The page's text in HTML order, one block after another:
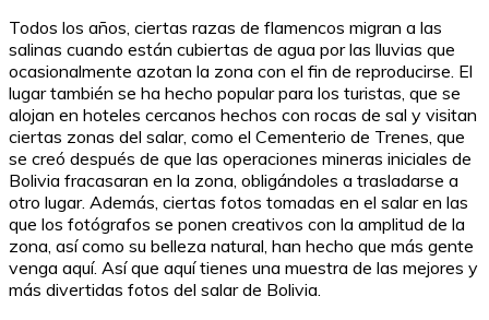
Todos los años, ciertas razas de flamencos migran a las
salinas cuando están cubiertas de agua por las lluvias que
ocasionalmente azotan la zona con el fin de reproducirse. El
lugar también se ha hecho popular para los turistas, que se
alojan en hoteles cercanos hechos con rocas de sal y visitan
ciertas zonas del salar, como el Cementerio de Trenes, que
se creó después de que las operaciones mineras iniciales de
Bolivia fracasaran en la zona, obligándoles a trasladarse a
otro lugar. Además, ciertas fotos tomadas en el salar en las
que los fotógrafos se ponen creativos con la amplitud de la
zona, así como su belleza natural, han hecho que más gente
venga aquí. Así que aquí tienes una muestra de las mejores y
más divertidas fotos del salar de Bolivia.